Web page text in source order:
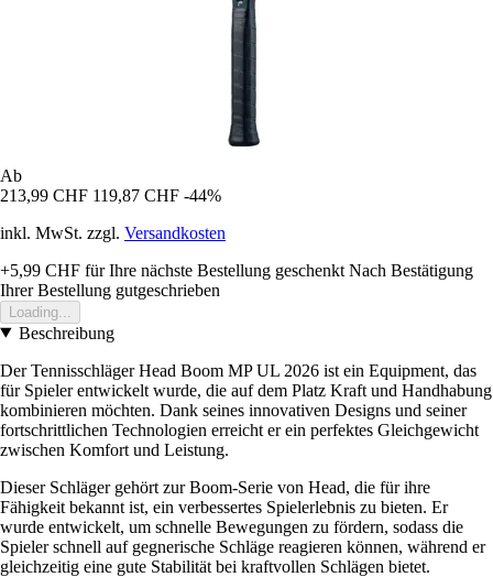
Ab
213,99 CHF 119,87 CHF -44%
inkl. MwSt. zzgl. Versandkosten
+5,99 CHF für Ihre nächste Bestellung geschenkt Nach Bestätigung
Ihrer Bestellung gutgeschrieben
Loading...
Beschreibung
Der Tennisschläger Head Boom MP UL 2026 ist ein Equipment, das
für Spieler entwickelt wurde, die auf dem Platz Kraft und Handhabung
kombinieren möchten. Dank seines innovativen Designs und seiner
fortschrittlichen Technologien erreicht er ein perfektes Gleichgewicht
zwischen Komfort und Leistung.
Dieser Schläger gehört zur Boom-Serie von Head, die für ihre
Fähigkeit bekannt ist, ein verbessertes Spielerlebnis zu bieten. Er
wurde entwickelt, um schnelle Bewegungen zu fördern, sodass die
Spieler schnell auf gegnerische Schläge reagieren können, während er
gleichzeitig eine gute Stabilität bei kraftvollen Schlägen bietet.